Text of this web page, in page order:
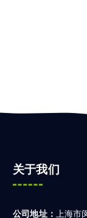
关于我们
公司地址： 上海市